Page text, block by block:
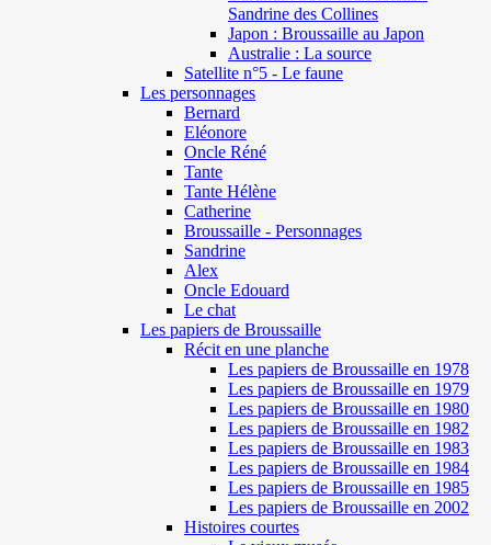
Sandrine des Collines
Japon : Broussaille au Japon
Australie : La source
Satellite n°5 - Le faune
Les personnages
Bernard
Eléonore
Oncle Réné
Tante
Tante Hélène
Catherine
Broussaille - Personnages
Sandrine
Alex
Oncle Edouard
Le chat
Les papiers de Broussaille
Récit en une planche
Les papiers de Broussaille en 1978
Les papiers de Broussaille en 1979
Les papiers de Broussaille en 1980
Les papiers de Broussaille en 1982
Les papiers de Broussaille en 1983
Les papiers de Broussaille en 1984
Les papiers de Broussaille en 1985
Les papiers de Broussaille en 2002
Histoires courtes